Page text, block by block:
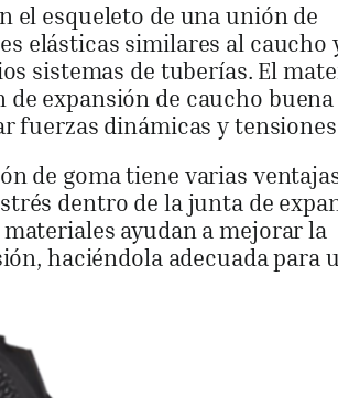
el esqueleto de una unión de
elásticas similares al caucho
sistemas de tuberías. El
expansión de caucho buena
fuerzas dinámicas y
de goma tiene varias
dentro de la junta de
ayudan a mejorar la
haciéndola adecuada para